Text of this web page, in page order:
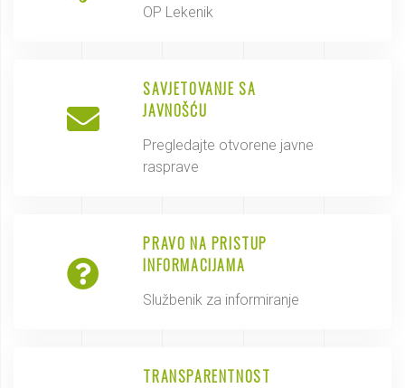
OP Lekenik
SAVJETOVANJE SA
JAVNOŠĆU
Pregledajte otvorene javne
rasprave
PRAVO NA PRISTUP
INFORMACIJAMA
Službenik za informiranje
TRANSPARENTNOST